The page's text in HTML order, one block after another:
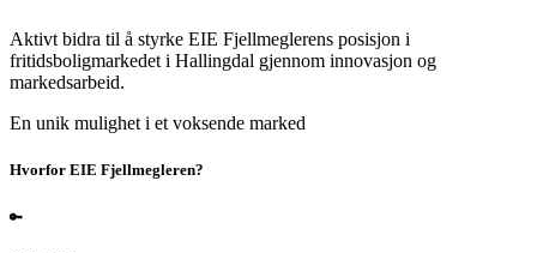
Aktivt bidra til å styrke EIE Fjellmeglerens posisjon i
fritidsboligmarkedet i Hallingdal gjennom innovasjon og
markedsarbeid.
En unik mulighet i et voksende marked
Hvorfor EIE Fjellmegleren?
🔑